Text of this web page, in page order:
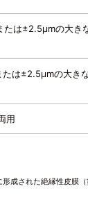
は±2.5μmの大き
は±2.5μmの大き
用
成された絶縁性皮膜